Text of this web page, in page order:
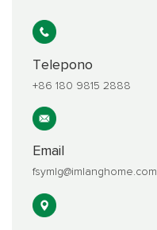
Telepono
+86 180 9815 2888
Email
fsymlg@imlanghome.com